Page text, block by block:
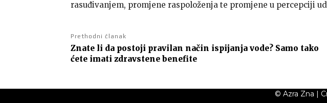
rasuđivanjem, promjene raspoloženja te promjene u percepciji
Prethodni članak
Znate li da postoji pravilan način ispijanja vode? Samo tako
ćete imati zdravstene benefite
© Azra Zna |